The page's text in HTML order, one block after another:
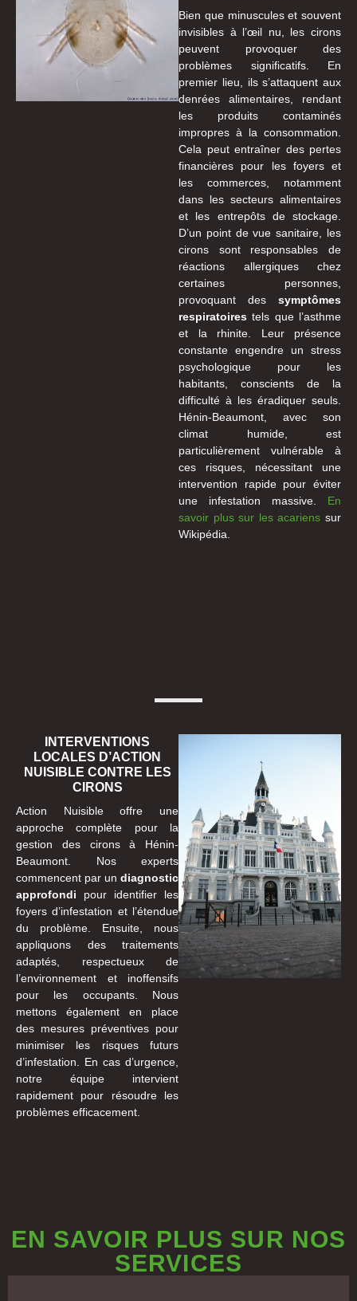
Bien que minuscules et souvent
invisibles à l’œil nu, les cirons
peuvent provoquer des
problèmes significatifs. En
premier lieu, ils s’attaquent aux
denrées alimentaires, rendant
les produits contaminés
impropres à la consommation.
Cela peut entraîner des pertes
financières pour les foyers et
les commerces, notamment
dans les secteurs alimentaires
et les entrepôts de stockage.
D’un point de vue sanitaire, les
cirons sont responsables de
réactions allergiques chez
certaines personnes,
provoquant des symptômes
respiratoires tels que l’asthme
et la rhinite. Leur présence
constante engendre un stress
psychologique pour les
habitants, conscients de la
difficulté à les éradiquer seuls.
Hénin-Beaumont, avec son
climat humide, est
particulièrement vulnérable à
ces risques, nécessitant une
intervention rapide pour éviter
une infestation massive. En
savoir plus sur les acariens sur
Wikipédia.
INTERVENTIONS
LOCALES D’ACTION
NUISIBLE CONTRE LES
CIRONS
Action Nuisible offre une
approche complète pour la
gestion des cirons à Hénin-
Beaumont. Nos experts
commencent par un diagnostic
approfondi pour identifier les
foyers d’infestation et l’étendue
du problème. Ensuite, nous
appliquons des traitements
adaptés, respectueux de
l’environnement et inoffensifs
pour les occupants. Nous
mettons également en place
des mesures préventives pour
minimiser les risques futurs
d’infestation. En cas d’urgence,
notre équipe intervient
rapidement pour résoudre les
problèmes efficacement.
EN SAVOIR PLUS SUR NOS
SERVICES